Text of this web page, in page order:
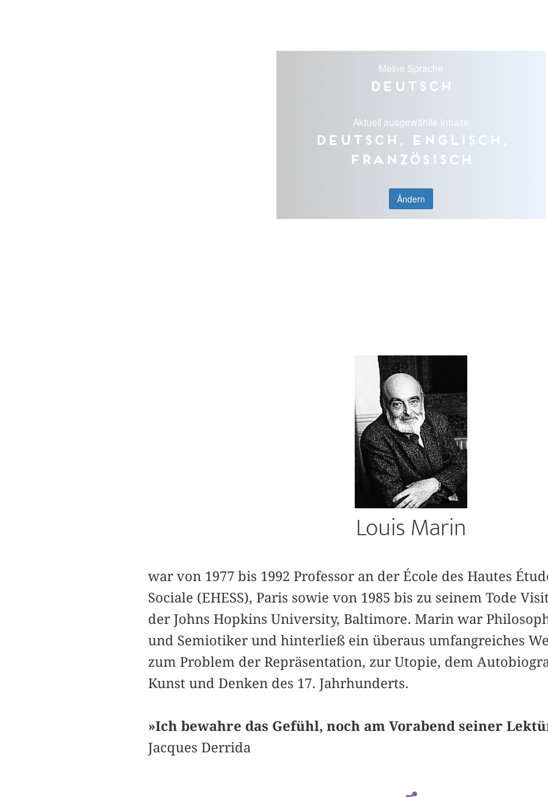
Meine Sprache
Deutsch
Aktuell ausgewählte Inhalte
Deutsch, Englisch,
Französisch
Ändern
Louis Marin
war von 1977 bis 1992 Professor an der École des Hautes
Sociale (EHESS), Paris sowie von 1985 bis zu seinem Tode
der Johns Hopkins University, Baltimore. Marin war
und Semiotiker und hinterließ ein überaus umfangreiches
zum Problem der Repräsentation, zur Utopie, dem
Kunst und Denken des 17. Jahrhunderts.
»Ich bewahre das Gefühl, noch am Vorabend seiner
Jacques Derrida